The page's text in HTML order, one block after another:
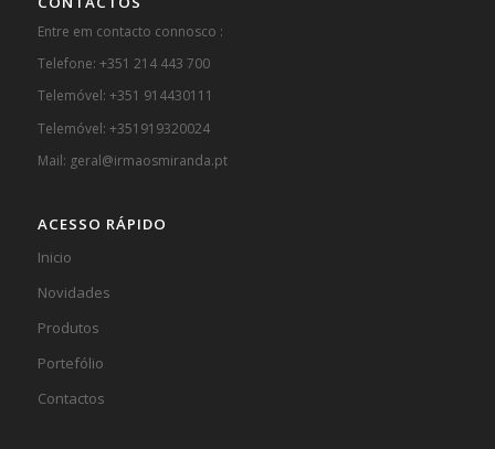
Entre em contacto connosco :
Telefone: +351 214 443 700
Telemóvel: +351 914430111
Telemóvel: +351919320024
Mail: geral@irmaosmiranda.pt
ACESSO RÁPIDO
Inicio
Novidades
Produtos
Portefólio
Contactos